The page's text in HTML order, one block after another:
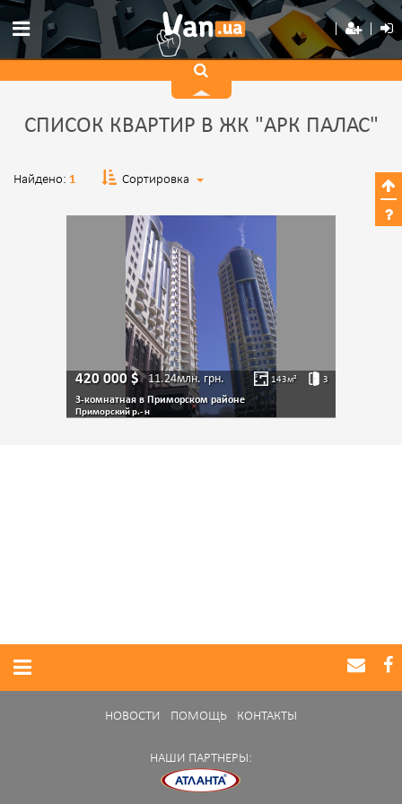
СПИСОК КВАРТИР В ЖК "АРК ПАЛАС"
Найдено: 1 Сортировка
420 000 $ 11.24млн. грн. 143м² 3
3-комнатная в Приморском районе
Приморский р.- н
НОВОСТИ ПОМОЩЬ КОНТАКТЫ
НАШИ ПАРТНЕРЫ: